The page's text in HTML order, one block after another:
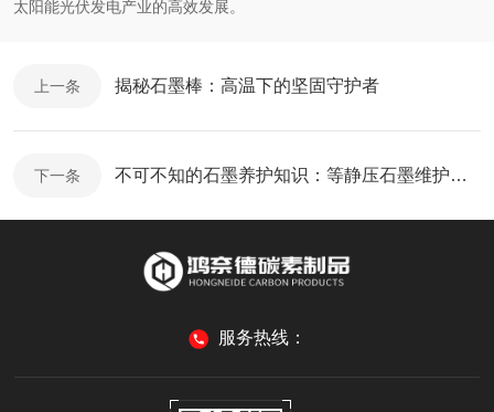
太阳能光伏发电产业的高效发展。
上一条 揭秘石墨棒：高温下的坚固守护者
下一条 不可不知的石墨养护知识：等静压石墨维护要点全解析！
服务热线：